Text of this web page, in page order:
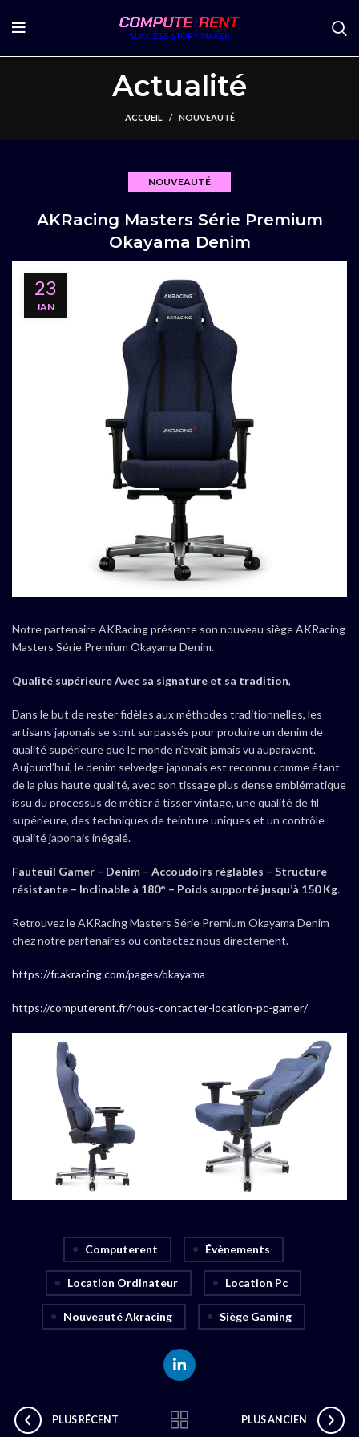
Actualité
ACCUEIL NOUVEAUTÉ
NOUVEAUTÉ
AKRacing Masters Série Premium
Okayama Denim
23
JAN
Notre partenaire AKRacing présente son nouveau siège AKRacing
Masters Série Premium Okayama Denim.
Qualité supérieure Avec sa signature et sa tradition,
Dans le but de rester fidèles aux méthodes traditionnelles, les
artisans japonais se sont surpassés pour produire un denim de
qualité supérieure que le monde n’avait jamais vu auparavant.
Aujourd’hui, le denim selvedge japonais est reconnu comme étant
de la plus haute qualité, avec son tissage plus dense emblématique
issu du processus de métier à tisser vintage, une qualité de fil
supérieure, des techniques de teinture uniques et un contrôle
qualité japonais inégalé.
Fauteuil Gamer – Denim – Accoudoirs réglables – Structure
résistante – Inclinable à 180° – Poids supporté jusqu’à 150 Kg.
Retrouvez le AKRacing Masters Série Premium Okayama Denim
chez notre partenaires ou contactez nous directement.
https://fr.akracing.com/pages/okayama
https://computerent.fr/nous-contacter-location-pc-gamer/
Computerent Évènements
Location Ordinateur Location Pc
Nouveauté Akracing Siège Gaming
PLUS RÉCENT PLUS ANCIEN